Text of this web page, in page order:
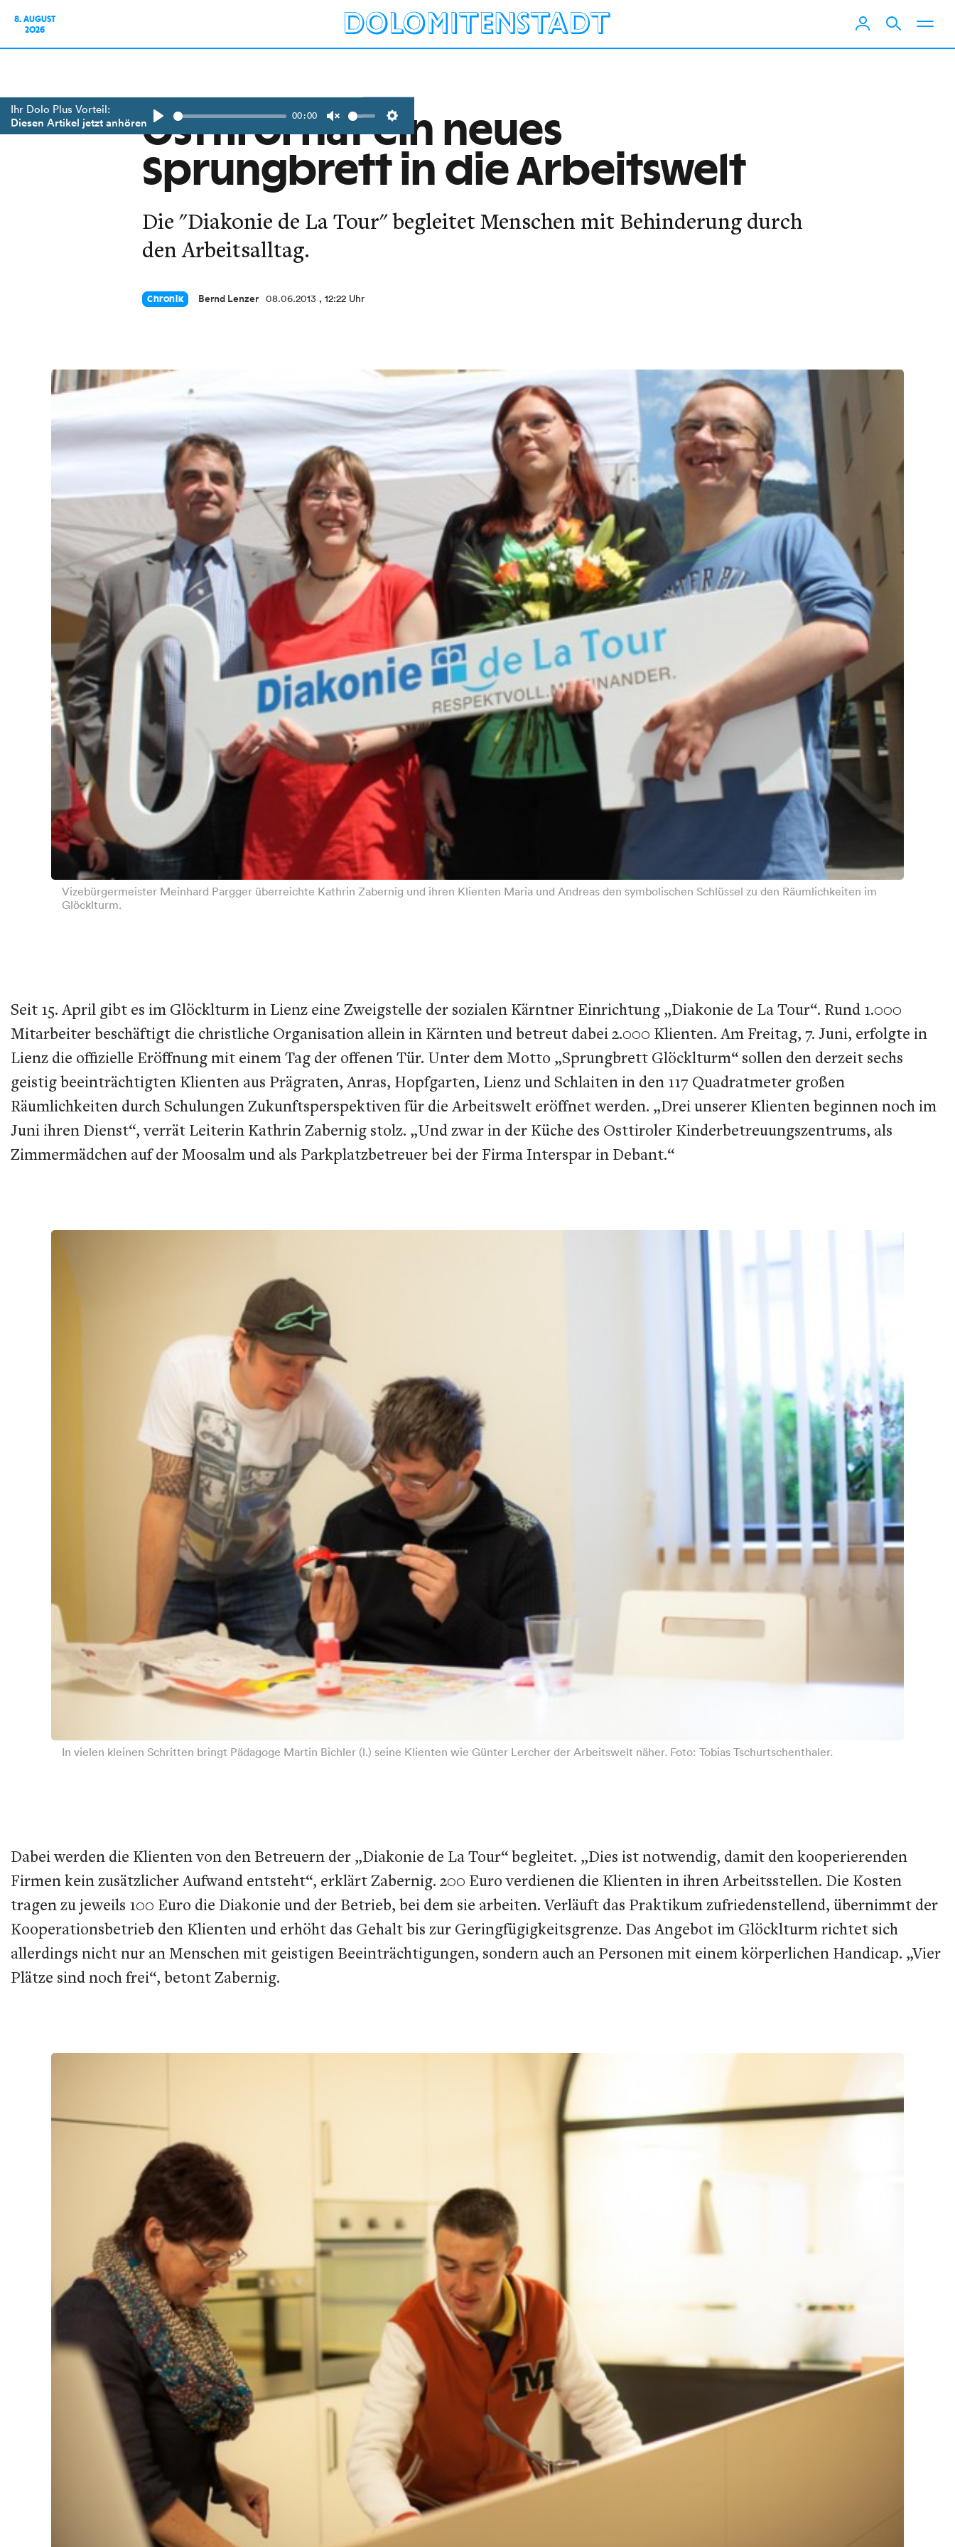
8. AUGUST
2026
Ihr Dolo Plus Vorteil:
Diesen Artikel jetzt anhören 00:00
Settings
Osttirol hat ein neues
Sprungbrett in die Arbeitswelt
Die "Diakonie de La Tour" begleitet Menschen mit Behinderung durch
den Arbeitsalltag.
Chronik Bernd Lenzer 08.06.2013 , 12:22 Uhr
Vizebürgermeister Meinhard Pargger überreichte Kathrin Zabernig und ihren Klienten Maria und Andreas den symbolischen Schlüssel zu den Räumlichkeiten im
Glöcklturm.
Seit 15. April gibt es im Glöcklturm in Lienz eine Zweigstelle der sozialen Kärntner Einrichtung „Diakonie de La Tour“. Rund 1.000
Mitarbeiter beschäftigt die christliche Organisation allein in Kärnten und betreut dabei 2.000 Klienten. Am Freitag, 7. Juni, erfolgte in
Lienz die offizielle Eröffnung mit einem Tag der offenen Tür. Unter dem Motto „Sprungbrett Glöcklturm“ sollen den derzeit sechs
geistig beeinträchtigten Klienten aus Prägraten, Anras, Hopfgarten, Lienz und Schlaiten in den 117 Quadratmeter großen
Räumlichkeiten durch Schulungen Zukunftsperspektiven für die Arbeitswelt eröffnet werden. „Drei unserer Klienten beginnen noch im
Juni ihren Dienst“, verrät Leiterin Kathrin Zabernig stolz. „Und zwar in der Küche des Osttiroler Kinderbetreuungszentrums, als
Zimmermädchen auf der Moosalm und als Parkplatzbetreuer bei der Firma Interspar in Debant.“
In vielen kleinen Schritten bringt Pädagoge Martin Bichler (l.) seine Klienten wie Günter Lercher der Arbeitswelt näher. Foto: Tobias Tschurtschenthaler.
Dabei werden die Klienten von den Betreuern der „Diakonie de La Tour“ begleitet. „Dies ist notwendig, damit den kooperierenden
Firmen kein zusätzlicher Aufwand entsteht“, erklärt Zabernig. 200 Euro verdienen die Klienten in ihren Arbeitsstellen. Die Kosten
tragen zu jeweils 100 Euro die Diakonie und der Betrieb, bei dem sie arbeiten. Verläuft das Praktikum zufriedenstellend, übernimmt der
Kooperationsbetrieb den Klienten und erhöht das Gehalt bis zur Geringfügigkeitsgrenze. Das Angebot im Glöcklturm richtet sich
allerdings nicht nur an Menschen mit geistigen Beeinträchtigungen, sondern auch an Personen mit einem körperlichen Handicap. „Vier
Plätze sind noch frei“, betont Zabernig.